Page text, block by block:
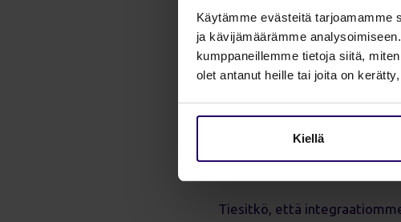
Käytämme evästeitä tarjoamamme
ja kävijämäärämme
kumppaneillemme tietoja siitä,
olet antanut heille tai joita on
Kiellä
Webinaarin
Myynnin hallinnan
Asiakascase: Innovation
Tiesitkö, että